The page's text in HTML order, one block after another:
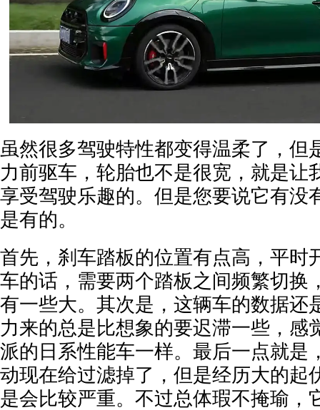
虽然很多驾驶特性都变得温柔了，但
力前驱车，轮胎也不是很宽，就是让
享受驾驶乐趣的。但是您要说它有没
是有的。
首先，刹车踏板的位置有点高，平时
车的话，需要两个踏板之间频繁切换
有一些大。其次是，这辆车的数据还
力来的总是比想象的要迟滞一些，感
派的日系性能车一样。最后一点就是
动现在给过滤掉了，但是经历大的起
是会比较严重。不过总体瑕不掩瑜，